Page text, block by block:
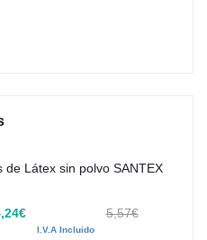
de Látex sin polvo SANTEX
5,57€
I.V.A Incluido